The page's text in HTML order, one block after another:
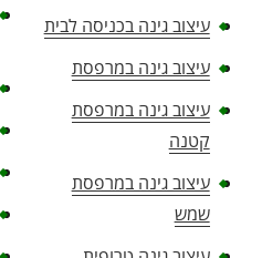
עיצוב גינה בכניסה לבית
עיצוב גינה במרפסת
עיצוב גינה במרפסת
קטנה
עיצוב גינה במרפסת
שמש